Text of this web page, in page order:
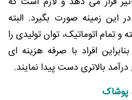
این زمینه صورت بگیرد. البته
و تمام اتوماتیک، توان تولیدی را
افراد با صرفه هزینه ای
بالاتری دست پیدا نمایند.
پوشاک